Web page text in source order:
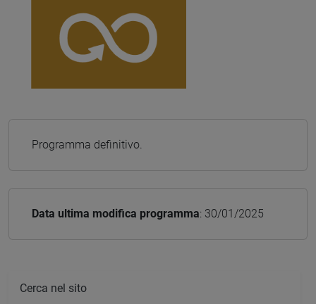
Programma definitivo.
Data ultima modifica programma: 30/01/2025
Cerca nel sito